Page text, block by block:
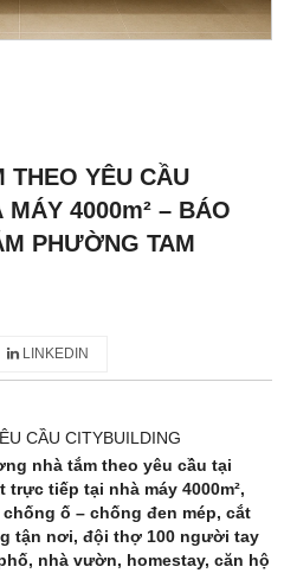
THEO YÊU CẦU
4000m² – BÁO
PHƯỜNG TAM
LINKEDIN
CẦU CITYBUILDING
nhà tắm theo yêu cầu tại
trực tiếp tại nhà máy 4000m²,
ố – chống đen mép, cắt
tận nơi, đội thợ 100 người tay
nhà vườn, homestay, căn hộ